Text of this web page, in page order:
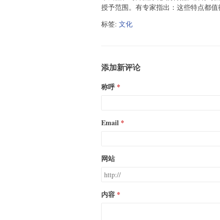
授予范围。有专家指出：这些特点都值
标签: 文化
添加新评论
称呼
Email
网站
内容